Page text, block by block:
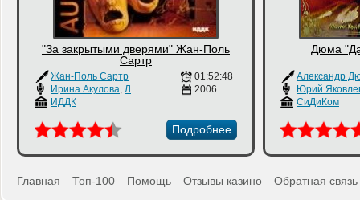
"За закрытыми дверями" Жан-Поль
Сартр
Жан-Поль Сартр
Ирина Акулова, Лариса Наумкина ,Олег Вавилов
ИДДК
01:52:48
2006
Подробнее
Дюма
Александр
Юрий
СиДиКом
Главная Топ-100 Помощь Отзывы казино Обратная связь